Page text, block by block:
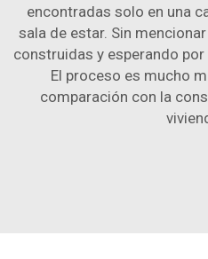
encontradas solo en una
sala de estar. Sin
construidas y esperando
El proceso es mucho
comparación con la